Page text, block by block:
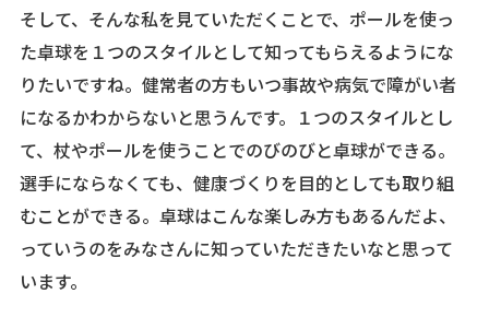
そして、そんな私を見ていただくことで、ポールを使っ
た卓球を１つのスタイルとして知ってもらえるようにな
りたいですね。健常者の方もいつ事故や病気で障がい者
になるかわからないと思うんです。１つのスタイルとし
て、杖やポールを使うことでのびのびと卓球ができる。
選手にならなくても、健康づくりを目的としても取り組
むことができる。卓球はこんな楽しみ方もあるんだよ、
っていうのをみなさんに知っていただきたいなと思って
います。